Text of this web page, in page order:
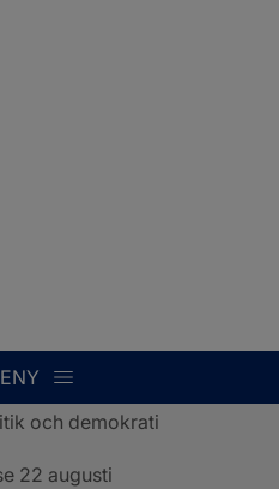
och demokrati
22 augusti